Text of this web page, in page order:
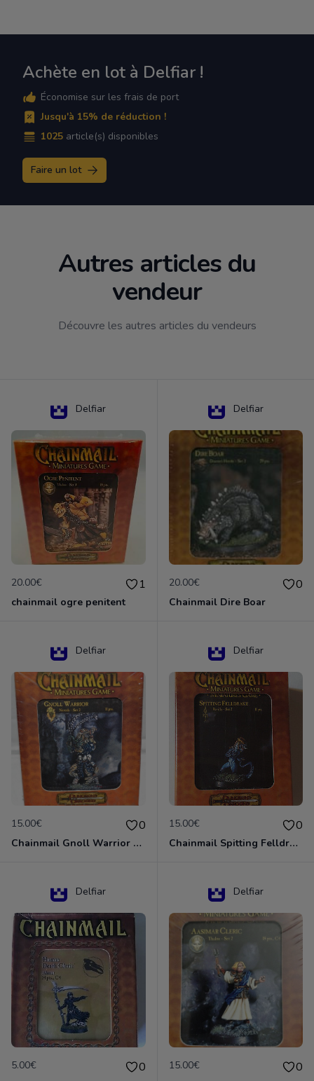
Achète en lot à Delfiar !
Économise sur les frais de port
Jusqu'à 15% de réduction !
1025 article(s) disponibles
Faire un lot
Autres articles du
vendeur
Découvre les autres articles du vendeurs
Delfiar
20.00€ 1
chainmail ogre penitent
Delfiar
20.00€ 0
Chainmail Dire Boar
Delfiar
15.00€ 0
Chainmail Gnoll Warrior Dungeons & Dragons
Delfiar
15.00€ 0
Chainmail Spitting Felldrake
Delfiar
5.00€ 0
Delfiar
15.00€ 0